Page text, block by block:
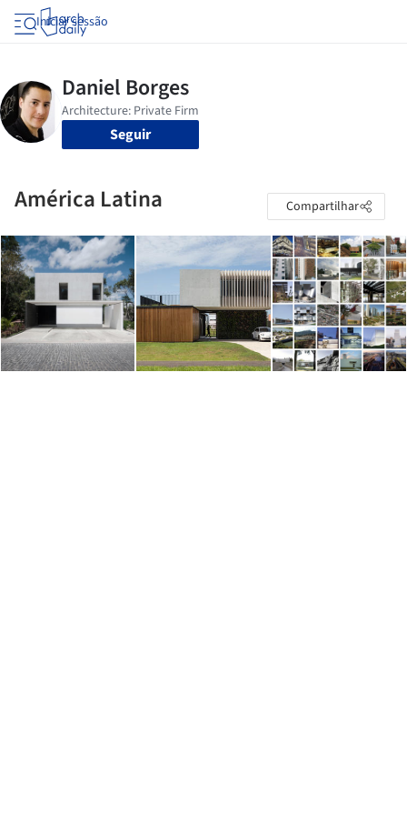
Iniciar sessão
Seguir
América Latina Compartilhar